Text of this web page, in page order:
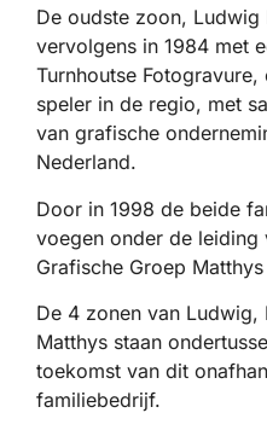
De oudste zoon, Ludwig
vervolgens in 1984 met
Turnhoutse
speler in de regio, met
van grafische
Nederland.
Door in 1998 de beide
voegen onder de leiding
Grafische Groep
De 4 zonen van Ludwig,
Matthys staan
toekomst van dit
familiebedrijf.